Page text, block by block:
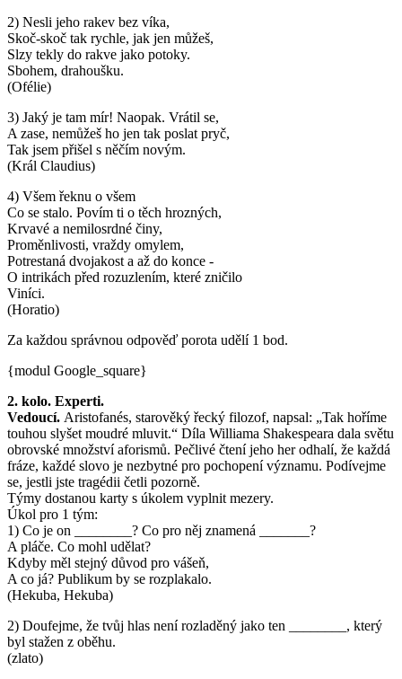
2) Nesli jeho rakev bez víka,
Skoč-skoč tak rychle, jak jen můžeš,
Slzy tekly do rakve jako potoky.
Sbohem, drahoušku.
(Ofélie)
3) Jaký je tam mír! Naopak. Vrátil se,
A zase, nemůžeš ho jen tak poslat pryč,
Tak jsem přišel s něčím novým.
(Král Claudius)
4) Všem řeknu o všem
Co se stalo. Povím ti o těch hrozných,
Krvavé a nemilosrdné činy,
Proměnlivosti, vraždy omylem,
Potrestaná dvojakost a až do konce -
O intrikách před rozuzlením, které zničilo
Viníci.
(Horatio)
Za každou správnou odpověď porota udělí 1 bod.
{modul Google_square}
2. kolo. Experti.
Vedoucí. Aristofanés, starověký řecký filozof, napsal: „Tak hoříme
touhou slyšet moudré mluvit.“ Díla Williama Shakespeara dala světu
obrovské množství aforismů. Pečlivé čtení jeho her odhalí, že každá
fráze, každé slovo je nezbytné pro pochopení významu. Podívejme
se, jestli jste tragédii četli pozorně.
Týmy dostanou karty s úkolem vyplnit mezery.
Úkol pro 1 tým:
1) Co je on ________? Co pro něj znamená _______?
A pláče. Co mohl udělat?
Kdyby měl stejný důvod pro vášeň,
A co já? Publikum by se rozplakalo.
(Hekuba, Hekuba)
2) Doufejme, že tvůj hlas není rozladěný jako ten ________, který
byl stažen z oběhu.
(zlato)